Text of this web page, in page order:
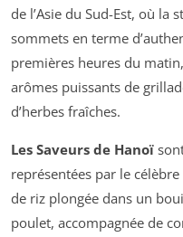
de l’Asie du Sud-Est, où la
sommets en terme
premières heures du
arômes puissants de
d’herbes fraîches.
Les Saveurs de Hanoï
représentées par le
de riz plongée dans un
poulet, accompagnée de